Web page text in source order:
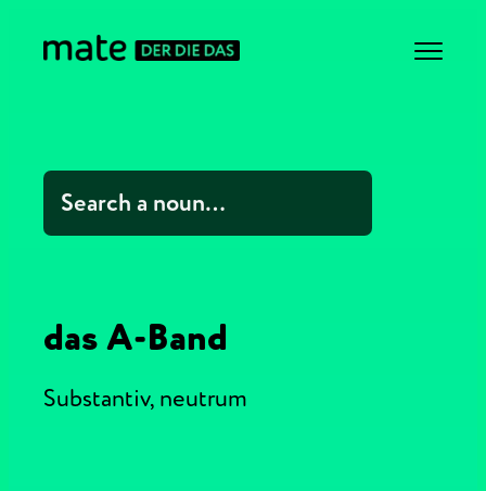
das A-Band
Substantiv, neutrum